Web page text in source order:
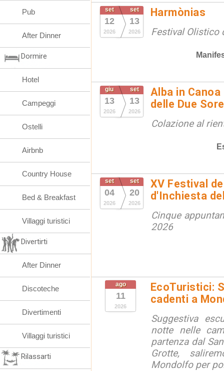
set
12
2026
set
13
2026
Harmònias
Festival Olistico
giu
13
2026
set
13
2026
Alba in
delle Due
Colazione al
set
04
2026
set
20
2026
XV Festival
d'Inchiesta
Cinque
2026
ago
11
2026
EcoTuristici:
cadenti a
Suggestiva
notte nelle
partenza dal
Grotte,
Mondolfo per
Pub
After Dinner
Dormire
Hotel
Campeggi
Ostelli
Airbnb
Country House
Bed & Breakfast
Villaggi turistici
Divertirti
After Dinner
Discoteche
Divertimenti
Villaggi turistici
Rilassarti